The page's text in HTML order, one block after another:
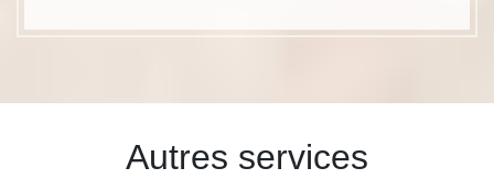
Autres services